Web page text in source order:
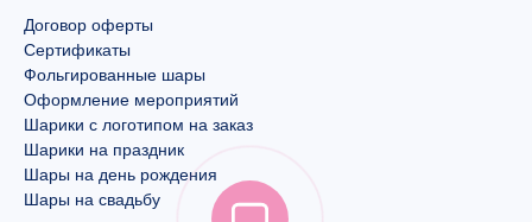
Договор оферты
Сертификаты
Фольгированные шары
Оформление мероприятий
Шарики с логотипом на заказ
Шарики на праздник
Шары на день рождения
Шары на свадьбу